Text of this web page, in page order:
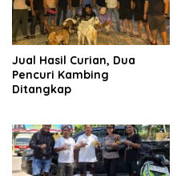
Jual Hasil Curian, Dua
Pencuri Kambing
Ditangkap